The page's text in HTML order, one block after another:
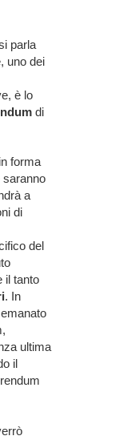
parla
uno dei
è lo
di
forma
saranno
a
di
del
il tanto
. In
ultima
il